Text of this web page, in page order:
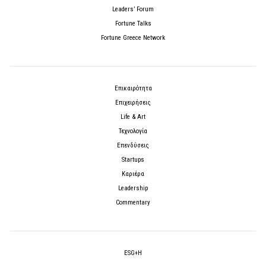
Leaders’ Forum
Fortune Talks
Fortune Greece Network
Επικαιρότητα
Επιχειρήσεις
Life & Art
Τεχνολογία
Επενδύσεις
Startups
Καριέρα
Leadership
Commentary
ESG+H